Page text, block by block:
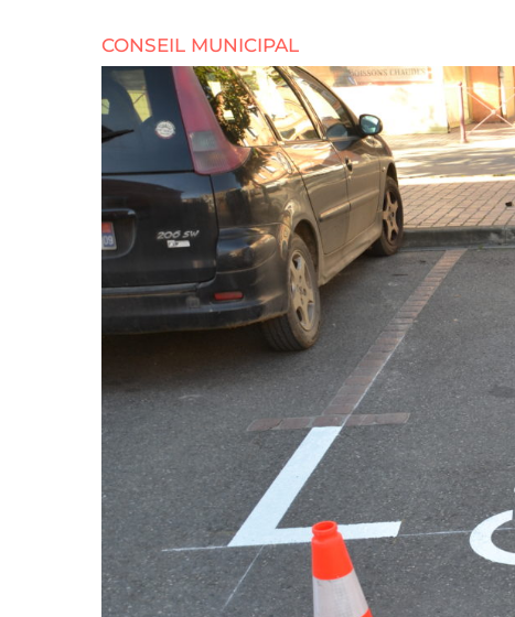
CONSEIL MUNICIPAL